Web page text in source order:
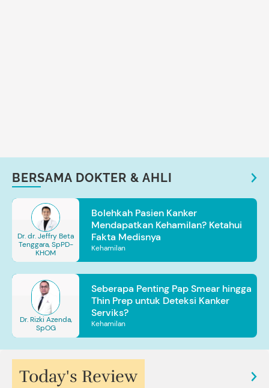
BERSAMA DOKTER & AHLI
Dr. dr. Jeffry Beta
Tenggara, SpPD-
KHOM
Bolehkah Pasien Kanker
Mendapatkan Kehamilan? Ketahui
Fakta Medisnya
Kehamilan
Dr. Rizki Azenda,
SpOG
Seberapa Penting Pap Smear hingga
Thin Prep untuk Deteksi Kanker
Serviks?
Kehamilan
Today's Review